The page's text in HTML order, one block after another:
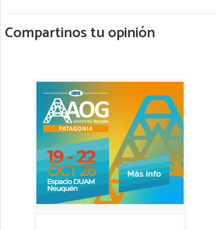
Compartinos tu opinión